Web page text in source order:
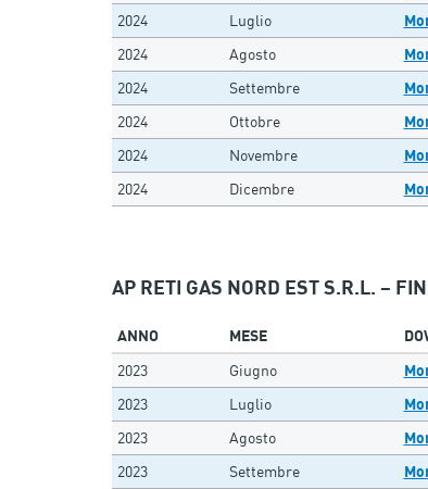
2024
Luglio
2024
Agosto
2024
Settembre
2024
Ottobre
2024
Novembre
2024
Dicembre
AP RETI GAS NORD EST S.R.L. –
ANNO MESE
2023
Giugno
2023
Luglio
2023
Agosto
2023
Settembre